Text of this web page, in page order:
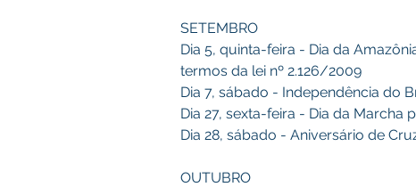
SETEMBRO
Dia 5, quinta-feira - Dia da
termos da lei nº 2.126/2009
Dia 7, sábado - Independência do
Dia 27, sexta-feira - Dia da Marcha
Dia 28, sábado - Aniversário de
OUTUBRO